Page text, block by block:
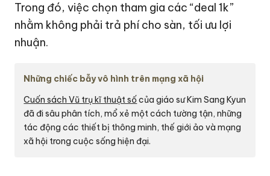
Trong đó, việc chọn tham gia các “deal 1k”
nhằm không phải trả phí cho sàn, tối ưu lợi
nhuận.
Những chiếc bẫy vô hình trên mạng xã hội
Cuốn sách Vũ trụ kĩ thuật sốcủa giáo sư Kim Sang Kyun
đã đi sâu phân tích, mổ xẻ một cách tường tận, những
tác động các thiết bị thông minh, thế giới ảo và mạng
xã hội trong cuộc sống hiện đại.